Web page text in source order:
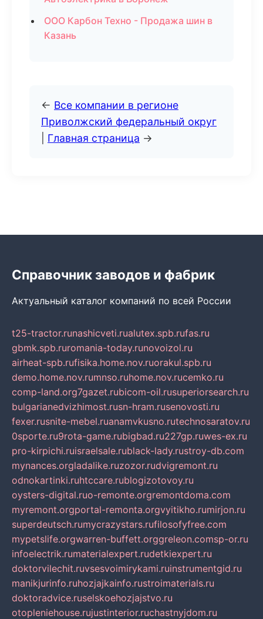
ООО Карбон Техно - Продажа шин в
Казань
← Все компании в регионе
Приволжский федеральный округ
Главная страница →
Справочник заводов и фабрик
Актуальный каталог компаний по всей России
t25-tractor.runashicveti.rualutex.spb.rufas.ru
gbmk.spb.ruromania-today.runovoizol.ru
airheat-spb.rufisika.home.nov.ruorakul.spb.ru
demo.home.nov.rumnso.ruhome.nov.rucemko.ru
comp-land.org7gazet.rubicom-oil.rusuperiorsearch.ru
bulgarianedvizhimost.rusn-hram.rusenovosti.ru
fexer.rusnite-mebel.ruanamvkusno.rutechnosaratov.ru
0sporte.ru9rota-game.rubigbad.ru227gp.ruwes-ex.ru
pro-kirpichi.ruisraelsale.rublack-lady.rustroy-db.com
mynances.orgladalike.ruzozor.rudvigremont.ru
odnokartinki.ruhtccare.rublogizotovoy.ru
oysters-digital.ruo-remonte.orgremontdoma.com
myremont.orgportal-remonta.orgvyitikho.rumirjon.ru
superdeutsch.rumycrazystars.rufilosofyfree.com
mypetslife.orgwarren-buffett.orggreleon.comsp-or.ru
infoelectrik.rumaterialexpert.rudetkiexpert.ru
doktorvilechit.ruvsesvoimirykami.ruinstrumentgid.ru
manikjurinfo.ruhozjajkainfo.rustroimaterials.ru
doktoradvice.ruselskoehozjajstvo.ru
otopleniehouse.rujustinterior.ruchastnyjdom.ru